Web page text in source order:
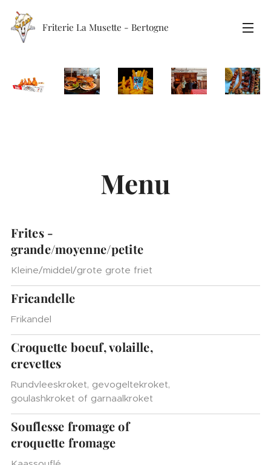
Friterie La Musette - Bertogne
Menu
Frites -
grande/moyenne/petite
Kleine/middel/grote grote friet
Fricandelle
Frikandel
Croquette boeuf, volaille,
crevettes
Rundvleeskroket, gevogeltekroket,
goulashkroket of garnaalkroket
Souflesse fromage of
croquette fromage